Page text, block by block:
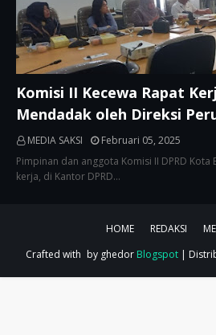
Komisi II Kecewa Rapat
Mendadak oleh Direksi
MEDIA SAKSI
Februari 05, 2025
Pimpinan dan anggota Komisi II DPRD
kerja, di Kantor DPRD…
HOME REDAKSI
Crafted with by ghedor Blogspot|